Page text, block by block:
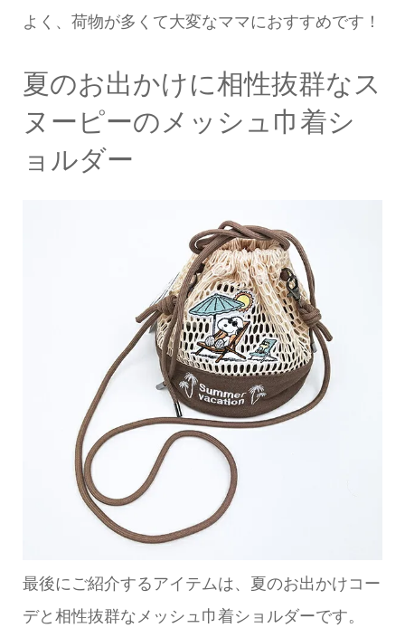
よく、荷物が多くて大変なママにおすすめです！
夏のお出かけに相性抜群なス
ヌーピーのメッシュ巾着シ
ョルダー
最後にご紹介するアイテムは、夏のお出かけコー
デと相性抜群なメッシュ巾着ショルダーです。